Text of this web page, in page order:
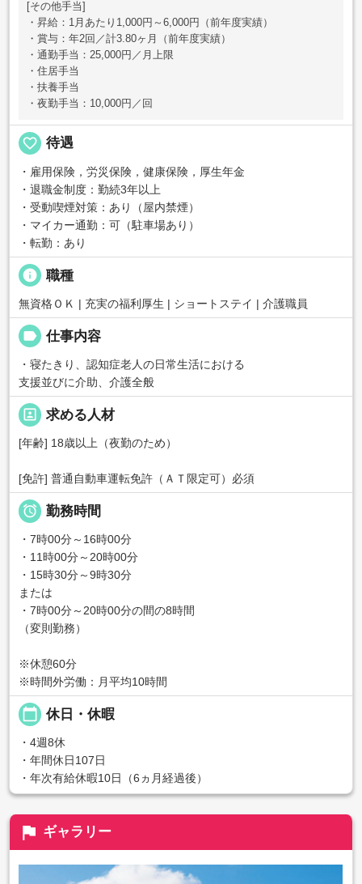
[その他手当]
・昇給：1月あたり1,000円～6,000円（前年度実績）
・賞与：年2回／計3.80ヶ月（前年度実績）
・通勤手当：25,000円／月上限
・住居手当
・扶養手当
・夜勤手当：10,000円／回
favorite_border 待遇
・雇用保険，労災保険，健康保険，厚生年金
・退職金制度：勤続3年以上
・受動喫煙対策：あり（屋内禁煙）
・マイカー通勤：可（駐車場あり）
・転勤：あり
info 職種
無資格ＯＫ | 充実の福利厚生 | ショートステイ | 介護職員
label 仕事内容
・寝たきり、認知症老人の日常生活における
支援並びに介助、介護全般
portrait 求める人材
[年齢] 18歳以上（夜勤のため）
[免許] 普通自動車運転免許（ＡＴ限定可）必須
 勤務時間
・7時00分～16時00分
・11時00分～20時00分
・15時30分～9時30分
または
・7時00分～20時00分の間の8時間
（変則勤務）
※休憩60分
※時間外労働：月平均10時間
calendar_today 休日・休暇
・4週8休
・年間休日107日
・年次有給休暇10日（6ヵ月経過後）
flag ギャラリー